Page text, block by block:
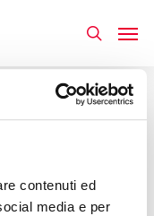
contenuti ed
media e per